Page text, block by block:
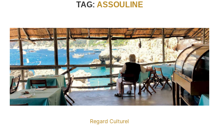
TAG: ASSOULINE
Regard Culturel